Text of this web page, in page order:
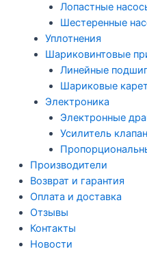
Лопастные
Шестеренные
Уплотнения
Шариковинтовые
Линейные
Шариковые
Электроника
Электронные
Усилитель
Производители
Возврат и гарантия
Оплата и доставка
Отзывы
Контакты
Новости